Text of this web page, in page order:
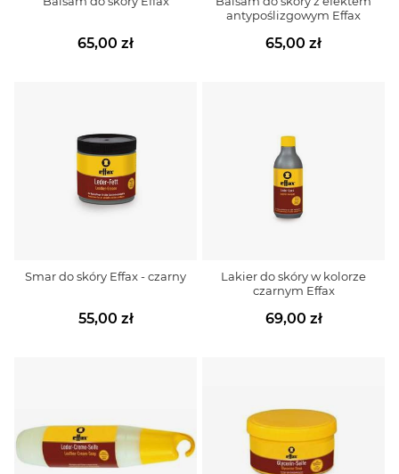
65,00 zł
antypoślizgowym Effax
65,00 zł
Smar do skóry Effax - czarny
55,00 zł
Lakier do skóry w kolorze
czarnym Effax
69,00 zł